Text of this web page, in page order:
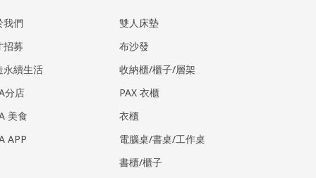
我們
招募
永續生活
分店
美食
APP
雙人床墊
布沙發
收納櫃/櫃子/層架
PAX 衣櫃
衣櫃
電腦桌/書桌/工作桌
書櫃/櫃子